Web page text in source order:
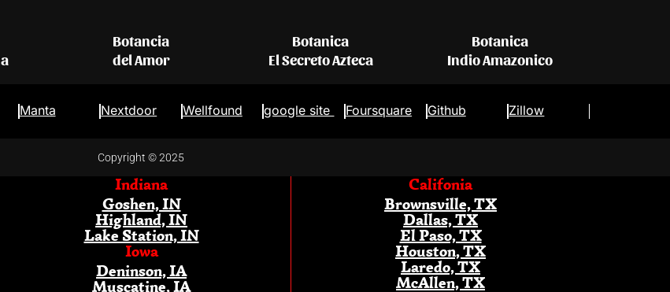
Botancia
del Amor
Botanica
El Secreto Azteca
Botanica
Indio Amazonico
Manta Nextdoor Wellfound google site Foursquare Github Zillow
Copyright © 2025
Indiana
Goshen, IN
Highland, IN
Lake Station, IN
Iowa
Deninson, IA
Muscatine, IA
Califonia
Brownsville, TX
Dallas, TX
El Paso, TX
Houston, TX
Laredo, TX
McAllen, TX